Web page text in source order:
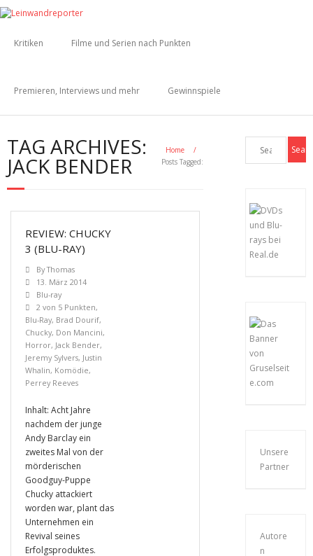
Kritiken Filme und Serien nach Punkten
Premieren, Interviews und mehr Gewinnspiele
TAG ARCHIVES:
JACK BENDER
Home
/
Posts Tagged:
REVIEW: CHUCKY
3 (BLU-RAY)
ByThomas
13. März 2014
Blu-ray
2 von 5 Punkten,
Blu-Ray, Brad Dourif,
Chucky, Don Mancini,
Horror, Jack Bender,
Jeremy Sylvers, Justin
Whalin, Komödie,
Perrey Reeves
Inhalt: Acht Jahre
nachdem der junge
Andy Barclay ein
zweites Mal von der
mörderischen
Goodguy-Puppe
Chucky attackiert
worden war, plant das
Unternehmen ein
Revival seines
Erfolgsproduktes.
Unsere
Partner
Autore
n